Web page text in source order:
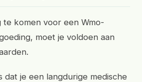
te komen voor een Wmo-
moet je voldoen aan
dat je een langdurige medische